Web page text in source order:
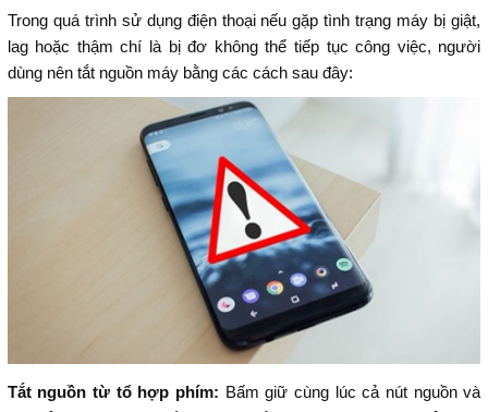
Trong quá trình sử dụng điện thoại nếu gặp tình trạng máy bị giật,
lag hoặc thậm chí là bị đơ không thể tiếp tục công việc, người
dùng nên tắt nguồn máy bằng các cách sau đây:
Tắt nguồn từ tổ hợp phím: Bấm giữ cùng lúc cả nút nguồn và